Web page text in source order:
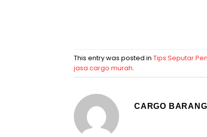
This entry was posted in Tips Seputar
jasa cargo murah.
CARGO BARANG